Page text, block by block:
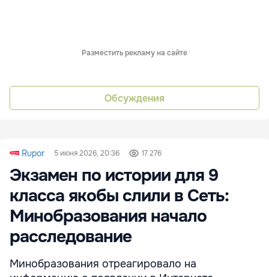
Разместить рекламу на сайте
Обсуждения
Rupor 5 июня 2026, 20:36 17 276
Экзамен по истории для 9
класса якобы слили в Сеть:
Минобразования начало
расследование
Минобразования отреагировало на